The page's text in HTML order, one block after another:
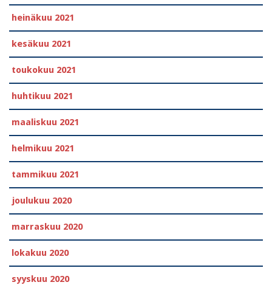
heinäkuu 2021
kesäkuu 2021
toukokuu 2021
huhtikuu 2021
maaliskuu 2021
helmikuu 2021
tammikuu 2021
joulukuu 2020
marraskuu 2020
lokakuu 2020
syyskuu 2020